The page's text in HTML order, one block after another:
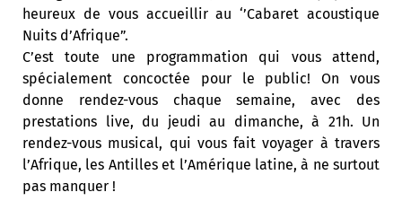
heureux de vous accueillir au ‘’Cabaret acoustique
Nuits d’Afrique”.
C’est toute une programmation qui vous attend,
spécialement concoctée pour le public! On vous
donne rendez-vous chaque semaine, avec des
prestations live, du jeudi au dimanche, à 21h. Un
rendez-vous musical, qui vous fait voyager à travers
l’Afrique, les Antilles et l’Amérique latine, à ne surtout
pas manquer !